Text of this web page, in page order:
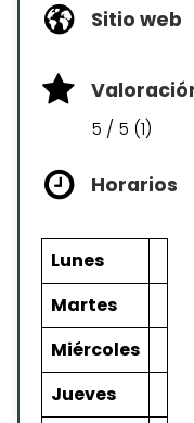
Sitio web
5 / 5 (1)
Horarios
Lunes
Martes
Miércoles
Jueves